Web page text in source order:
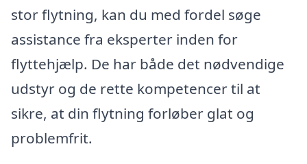
stor flytning, kan du med fordel søge
assistance fra eksperter inden for
flyttehjælp. De har både det nødvendige
udstyr og de rette kompetencer til at
sikre, at din flytning forløber glat og
problemfrit.